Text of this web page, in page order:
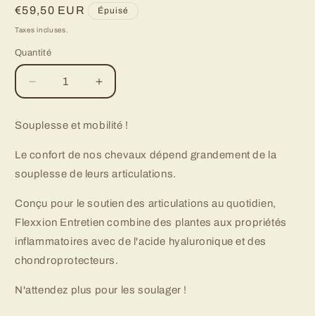
modale
Prix
habituel
€59,50 EUR Épuisé
Taxes incluses.
Quantité
Quantité
Réduire
la
de
Entretien
Rekor
Augmenter
la
de
Entretien
Rekor
Souplesse et mobilité !
Le confort de nos chevaux dépend grandement de la
souplesse de leurs articulations.
Conçu pour le soutien des articulations au quotidien,
Flexxion Entretien combine des plantes aux propriétés
inflammatoires avec de l'acide hyaluronique et des
chondroprotecteurs.
N'attendez plus pour les soulager !